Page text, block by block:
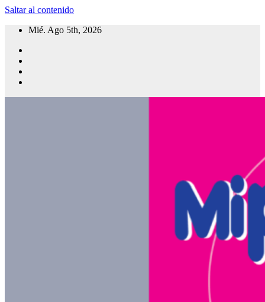
Saltar al contenido
Mié. Ago 5th, 2026